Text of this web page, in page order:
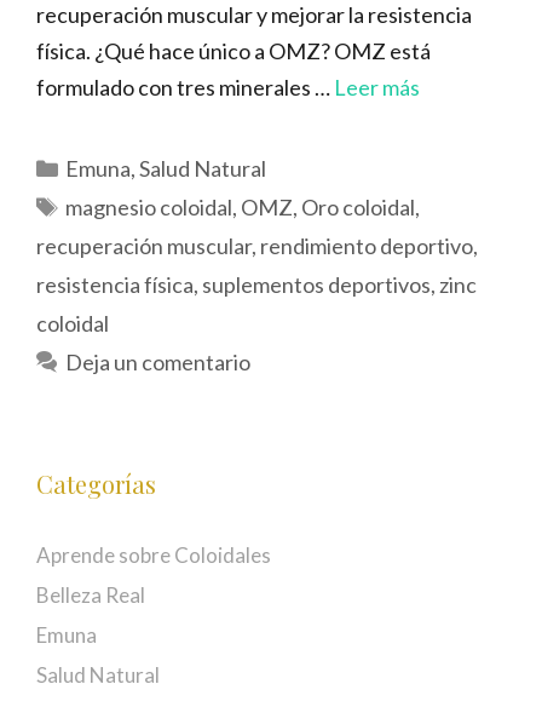
recuperación muscular y mejorar la resistencia
física. ¿Qué hace único a OMZ? OMZ está
formulado con tres minerales … Leer más
Categorías
Emuna,Salud Natural
Etiquetas
magnesio coloidal, OMZ, Oro coloidal,
recuperación muscular, rendimiento deportivo,
resistencia física, suplementos deportivos, zinc
coloidal
Deja un comentario
Categorías
Aprende sobre Coloidales
Belleza Real
Emuna
Salud Natural